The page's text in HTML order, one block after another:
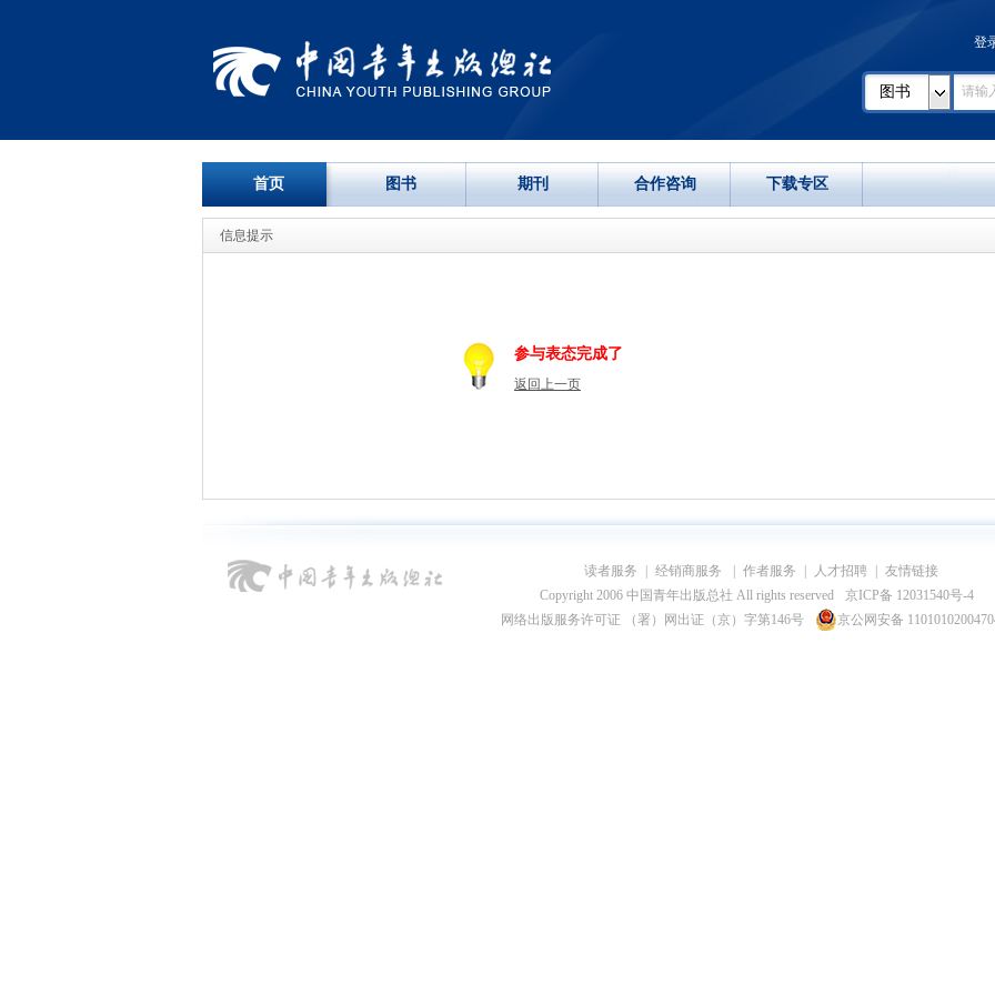
登
图书
首页 图书 期刊 合作咨询 下载专区
信息提示
参与表态完成了
返回上一页
读者服务 经销商服务 作者服务 人才招聘
友情链接
Copyright 2006 中国青年出版总社 All rights reserved
京ICP备 12031540号-4
网络出版服务许可证 （署）网出证（京）字第146号
京公网安备